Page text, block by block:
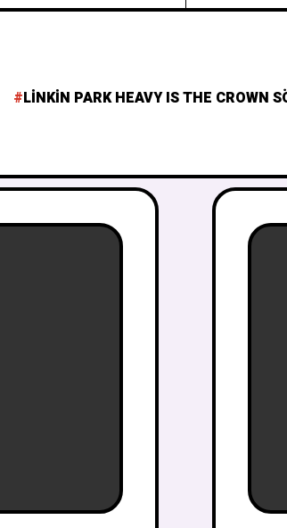
LINKIN PARK HEAVY IS THE CROWN